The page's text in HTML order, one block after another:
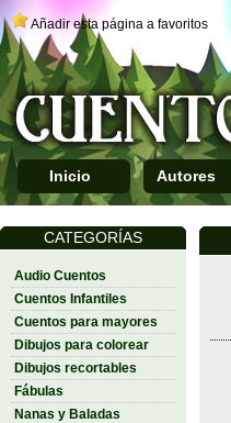
Añadir esta página a favoritos
Inicio Autores
CATEGORÍAS
Audio Cuentos
Cuentos Infantiles
Cuentos para mayores
Dibujos para colorear
Dibujos recortables
Fábulas
Nanas y Baladas